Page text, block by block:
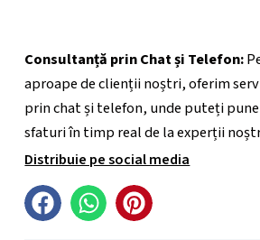
Consultanță prin Chat și Telefon:
aproape de clienții noștri, oferim
prin chat și telefon, unde puteți
sfaturi în timp real de la experții
Distribuie pe social media